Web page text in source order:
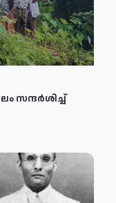
സന്ദർശിച്ച്